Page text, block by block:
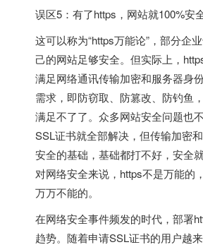
误区5：有了https，网站就100%安
这可以称为“https万能论”，部分企
己的网站足够安全。但实际上，
满足网络通讯传输加密和服务器身
需求，即防窃取、防篡改、防钓鱼
满足不了了。众多网站安全问题也
SSL证书就全部解决，但传输加密
安全的基础，基础都打不好，安全
对网络安全来说，https不是万能的
万万不能的。
在网络安全事件频发的时代，部署
趋势。随着申请SSL证书的用户越